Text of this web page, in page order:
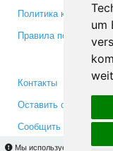
um
Мы используем cookies
Политика
Правила пользования
Контакты
Оставить отзыв
Сообщить об ошибке